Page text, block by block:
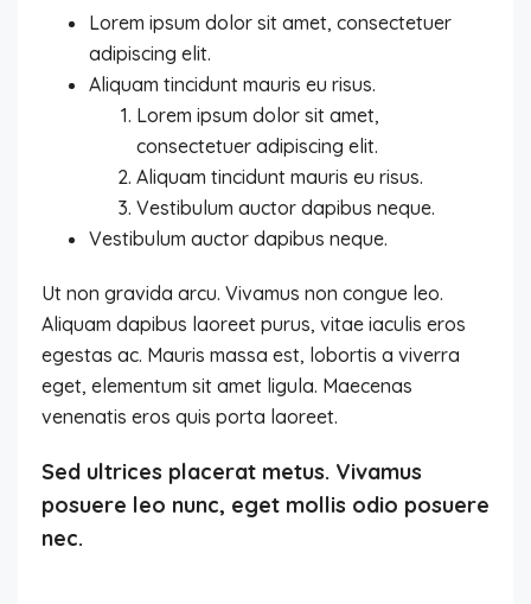
Lorem ipsum dolor sit amet, consectetuer
adipiscing elit.
Aliquam tincidunt mauris eu risus.
Lorem ipsum dolor sit amet,
consectetuer adipiscing elit.
Aliquam tincidunt mauris eu risus.
Vestibulum auctor dapibus neque.
Vestibulum auctor dapibus neque.
Ut non gravida arcu. Vivamus non congue leo.
Aliquam dapibus laoreet purus, vitae iaculis eros
egestas ac. Mauris massa est, lobortis a viverra
eget, elementum sit amet ligula. Maecenas
venenatis eros quis porta laoreet.
Sed ultrices placerat metus. Vivamus
posuere leo nunc, eget mollis odio posuere
nec.